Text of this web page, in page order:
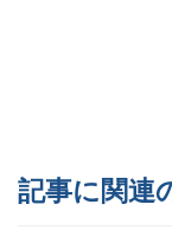
記事に関連